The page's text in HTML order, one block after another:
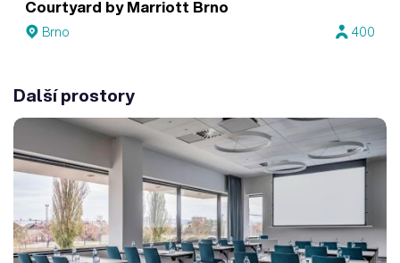
Courtyard by Marriott Brno
Brno 400
Další prostory